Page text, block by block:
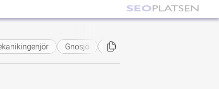
Gnosjö Jönköpings län